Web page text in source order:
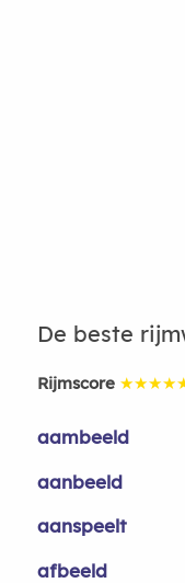
De beste
Rijmscore
aambeeld
aanbeeld
aanspeelt
afbeeld